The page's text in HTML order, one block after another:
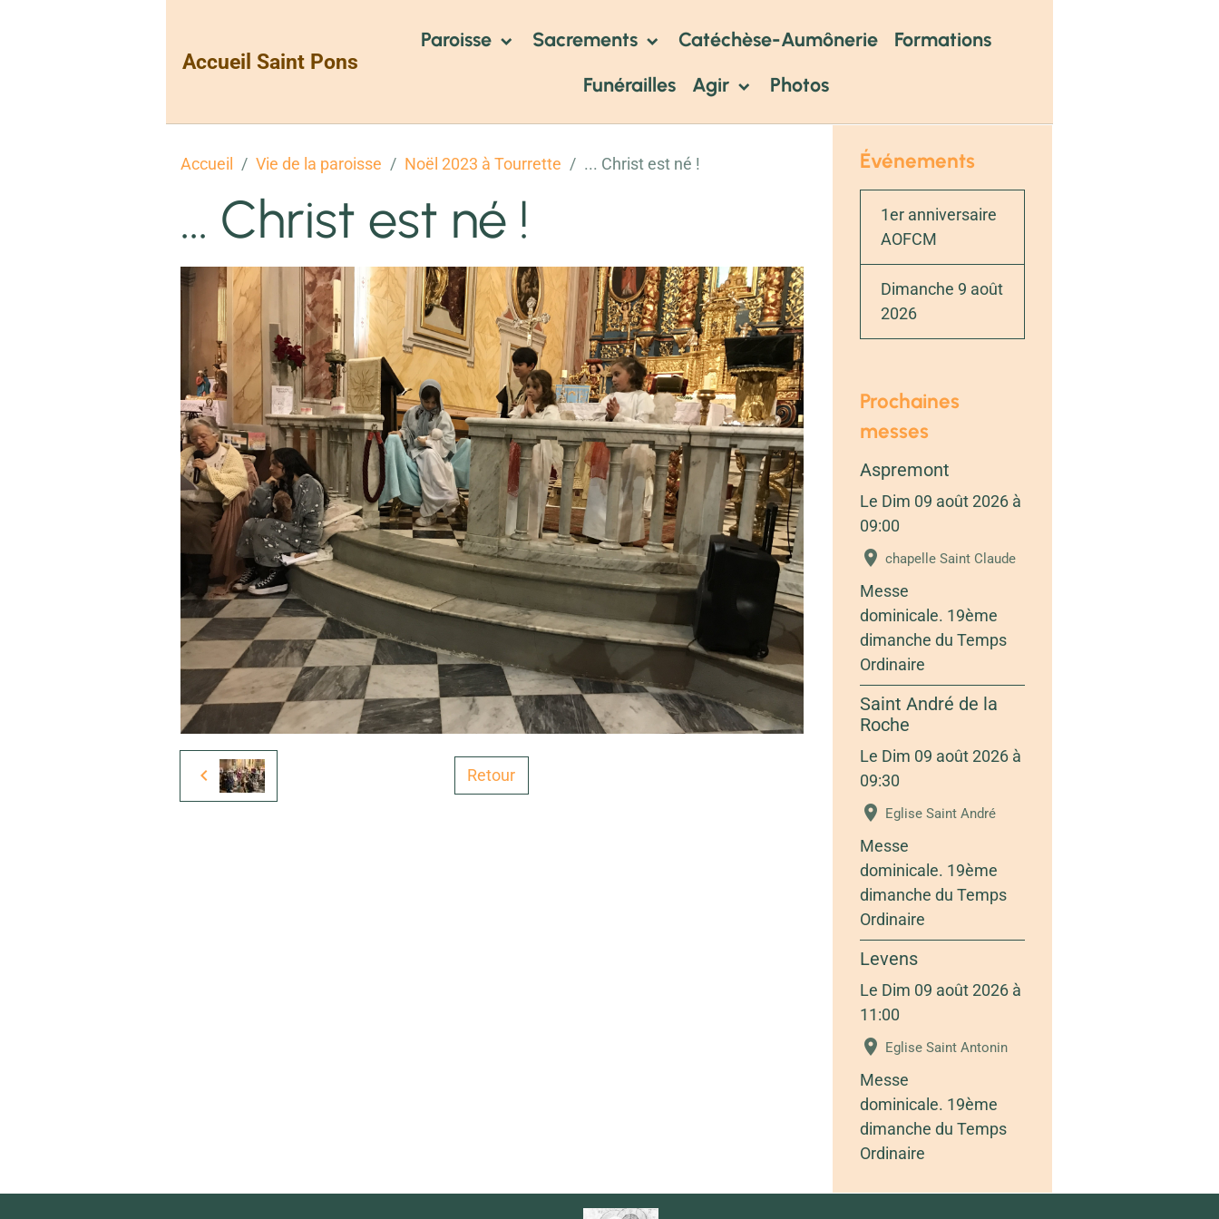
Accueil Saint Pons
Paroisse Sacrements Catéchèse-Aumônerie
Formations
Funérailles
Agir Photos
Accueil Vie de la paroisse Noël 2023 à Tourrette ... Christ est né !
... Christ est né !
Retour
Événements
1er anniversaire
AOFCM
Dimanche 9 août
2026
Prochaines
messes
Aspremont
Le Dim 09 août 2026 à
09:00
chapelle Saint Claude
Messe
dominicale. 19ème
dimanche du Temps
Ordinaire
Saint André de la
Roche
Le Dim 09 août 2026 à
09:30
Eglise Saint André
Messe
dominicale. 19ème
dimanche du Temps
Ordinaire
Levens
Le Dim 09 août 2026 à
11:00
Eglise Saint Antonin
Messe
dominicale. 19ème
dimanche du Temps
Ordinaire